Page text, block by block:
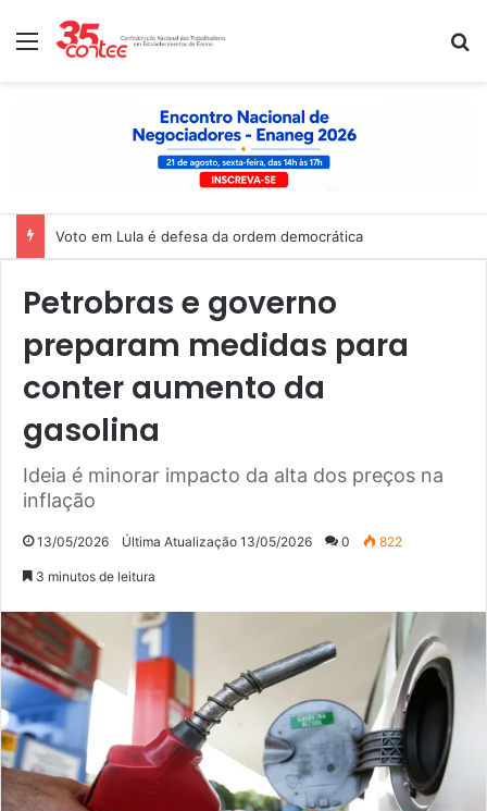
Menu
Nota de solidariedade ao povo venezuelano
Petrobras e governo
preparam medidas para
conter aumento da
gasolina
Ideia é minorar impacto da alta dos preços na
inflação
13/05/2026 Última Atualização 13/05/2026 0 822
3 minutos de leitura